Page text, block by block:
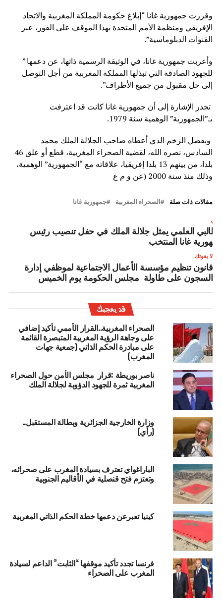
وقررت جمهورية غانا “إبلاغ حكومة المملكة المغربية والاتحاد
الإفريقي ومنظمة الأمم المتحدة بهذا الموقف على الفور، عبر
القنوات الدبلوماسية”.
وأعربت جمهورية غانا، في الوثيقة الرسمية ذاتها، عن دعمها ”
للجهود الصادقة التي تبذلها المملكة المغربية من أجل التوصل
إلى حل مقبول من جميع الأطراف”.
تجدر الإشارة إلى أن جمهورية غانا كانت قد اعترفت
بـ”الجمهورية” الوهمية سنة 1979.
وبفضل الزخم الذي أعطاه صاحب الجلالة الملك محمد
السادس، نصره الله، لقضية الصحراء المغربية، قطع أو علق 46
بلدا، من بينهم 13 بلدا إفريقيا، علاقاته مع “الجمهورية” الوهمية،
وذلك منذ سنة 2000 (عن و م ع
مقالات ذات صلة الصحراء المغربية جمهورية غانا
العلمي يمثل جلالة الملك في حفل تنصيب رئيس
غانا المنتخب
لا يفوتك
قانون تنظيم مؤسسة الأعمال الاجتماعية لموظفي إدارة
السجون على طاولة مجلس الحكومة يوم الخميس
قد يعجبك
الصحراء المغربية..القرار الأممي تأكيد إضافي
على وجاهة الرؤية المغربية المتبصرة القائمة
على مبادرة الحكم الذاتي (جمعية جهات
المغرب)
ناصر بوريطة :قرار مجلس الأمن حول الصحراء
المغربية ثمرة للجهود الدؤوبة لجلالة الملك
وزارة الخارجية الجزائرية وبطالة المستقبل..
(رأي)
الباراغواي تعترف بسيادة المغرب على صحرائه،
وتعتزم فتح قنصلية في الأقاليم الجنوبية
كينيا تعبرعن دعمها خطة الحكم الذاتي المغربية
فرنسا تجدد تأكيد موقفها “الثابت” الداعم لسيادة
المغرب على الصحراء